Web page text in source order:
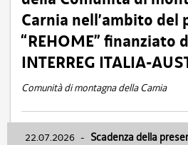
Carnia nell’ambito del
“REHOME” finanziato
INTERREG ITALIA-
Comunità di montagna della Carnia
22.07.2026 - Scadenza della